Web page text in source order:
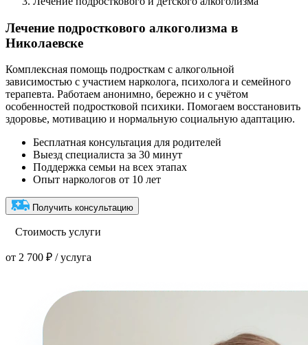
Лечение подросткового алкоголизма в
Николаевске
Комплексная помощь подросткам с алкогольной
зависимостью с участием нарколога, психолога и семейного
терапевта. Работаем анонимно, бережно и с учётом
особенностей подростковой психики. Помогаем восстановить
здоровье, мотивацию и нормальную социальную адаптацию.
Бесплатная консультация для родителей
Выезд специалиста за 30 минут
Поддержка семьи на всех этапах
Опыт наркологов от 10 лет
Получить консультацию
Стоимость услуги
от 2 700 ₽ / услуга